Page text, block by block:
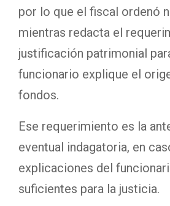
por lo que el fiscal ordenó
mientras redacta el
justificación patrimonial
funcionario explique el
fondos.
Ese requerimiento es la
eventual indagatoria, en
explicaciones del
suficientes para la justicia.